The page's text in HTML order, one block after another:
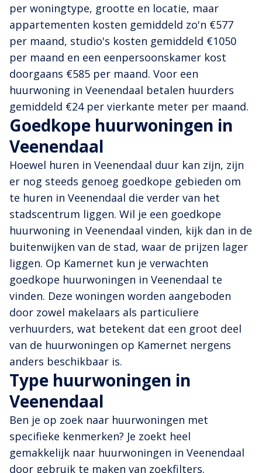
per woningtype, grootte en locatie, maar
appartementen kosten gemiddeld zo'n €577
per maand, studio's kosten gemiddeld €1050
per maand en een eenpersoonskamer kost
doorgaans €585 per maand. Voor een
huurwoning in Veenendaal betalen huurders
gemiddeld €24 per vierkante meter per maand.
Goedkope huurwoningen in
Veenendaal
Hoewel huren in Veenendaal duur kan zijn, zijn
er nog steeds genoeg goedkope gebieden om
te huren in Veenendaal die verder van het
stadscentrum liggen. Wil je een goedkope
huurwoning in Veenendaal vinden, kijk dan in de
buitenwijken van de stad, waar de prijzen lager
liggen. Op Kamernet kun je verwachten
goedkope huurwoningen in Veenendaal te
vinden. Deze woningen worden aangeboden
door zowel makelaars als particuliere
verhuurders, wat betekent dat een groot deel
van de huurwoningen op Kamernet nergens
anders beschikbaar is.
Type huurwoningen in
Veenendaal
Ben je op zoek naar huurwoningen met
specifieke kenmerken? Je zoekt heel
gemakkelijk naar huurwoningen in Veenendaal
door gebruik te maken van zoekfilters.